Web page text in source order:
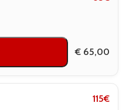
€ 65,00
115€